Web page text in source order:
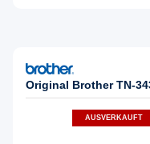
Original Brother TN-
AUSVERKAUFT